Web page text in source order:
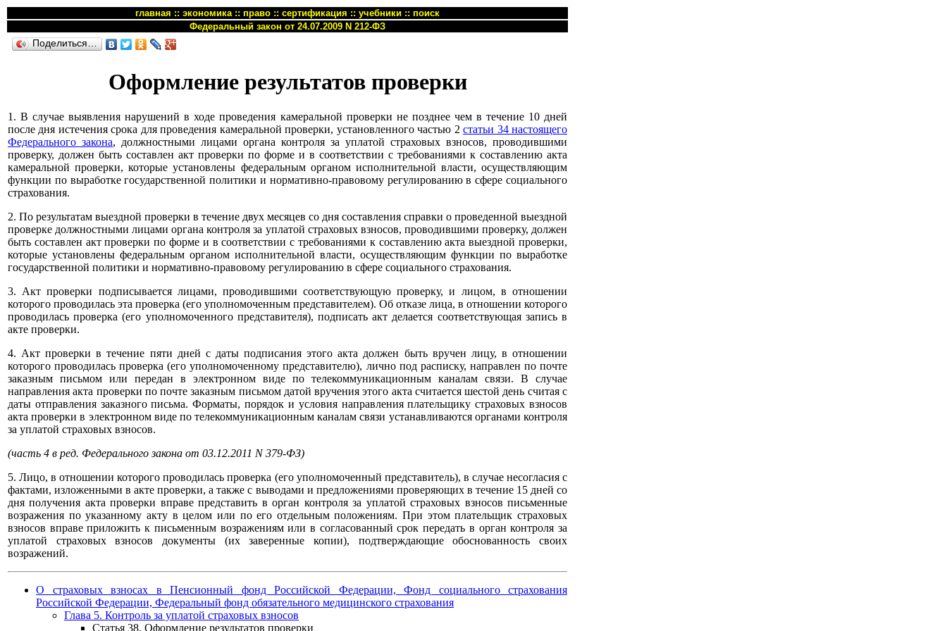
главная :: экономика:: право :: сертификация :: учебники :: поиск
Федеральный закон от 24.07.2009 N 212-ФЗ
Поделиться…
Оформление результатов проверки
1. В случае выявления нарушений в ходе проведения камеральной проверки не позднее чем в течение 10 дней
после дня истечения срока для проведения камеральной проверки, установленного частью 2статьи 34 настоящего
Федерального закона, должностными лицами органа контроля за уплатой страховых взносов, проводившими
проверку, должен быть составлен акт проверки по форме и в соответствии с требованиями к составлению акта
камеральной проверки, которые установлены федеральным органом исполнительной власти, осуществляющим
функции по выработке государственной политики и нормативно-правовому регулированию в сфере социального
страхования.
2. По результатам выездной проверки в течение двух месяцев со дня составления справки о проведенной выездной
проверке должностными лицами органа контроля за уплатой страховых взносов, проводившими проверку, должен
быть составлен акт проверки по форме и в соответствии с требованиями к составлению акта выездной проверки,
которые установлены федеральным органом исполнительной власти, осуществляющим функции по выработке
государственной политики и нормативно-правовому регулированию в сфере социального страхования.
3. Акт проверки подписывается лицами, проводившими соответствующую проверку, и лицом, в отношении
которого проводилась эта проверка (его уполномоченным представителем). Об отказе лица, в отношении которого
проводилась проверка (его уполномоченного представителя), подписать акт делается соответствующая запись в
акте проверки.
4. Акт проверки в течение пяти дней с даты подписания этого акта должен быть вручен лицу, в отношении
которого проводилась проверка (его уполномоченному представителю), лично под расписку, направлен по почте
заказным письмом или передан в электронном виде по телекоммуникационным каналам связи. В случае
направления акта проверки по почте заказным письмом датой вручения этого акта считается шестой день считая с
даты отправления заказного письма. Форматы, порядок и условия направления плательщику страховых взносов
акта проверки в электронном виде по телекоммуникационным каналам связи устанавливаются органами контроля
за уплатой страховых взносов.
(часть 4 в ред. Федерального закона от 03.12.2011 N 379-ФЗ)
5. Лицо, в отношении которого проводилась проверка (его уполномоченный представитель), в случае несогласия с
фактами, изложенными в акте проверки, а также с выводами и предложениями проверяющих в течение 15 дней со
дня получения акта проверки вправе представить в орган контроля за уплатой страховых взносов письменные
возражения по указанному акту в целом или по его отдельным положениям. При этом плательщик страховых
взносов вправе приложить к письменным возражениям или в согласованный срок передать в орган контроля за
уплатой страховых взносов документы (их заверенные копии), подтверждающие обоснованность своих
возражений.
О страховых взносах в Пенсионный фонд Российской Федерации, Фонд социального страхования
Российской Федерации, Федеральный фонд обязательного медицинского страхования
Глава 5. Контроль за уплатой страховых взносов
Статья 38. Оформление результатов проверки